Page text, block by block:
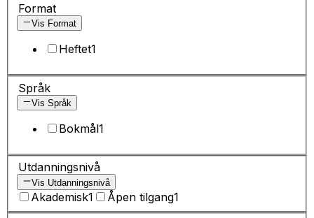
Format
Vis Format
Heftet1
Språk
Vis Språk
Bokmål1
Utdanningsnivå
Vis Utdanningsnivå
Akademisk1 Åpen tilgang1